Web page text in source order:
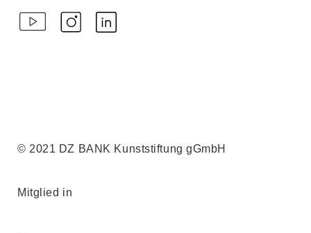
© 2021 DZ BANK Kunststiftung gGmbH
Mitglied in